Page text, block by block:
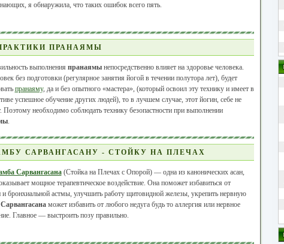
я обнаружила, что таких ошибок всего пять.
ПРАНАЯМЫ
выполнения пранаямынепосредственно влияет на здоровье человека.
без подготовки (регулярное занятия йогой в течении полутора лет), будет
пранаяму, да и без опытного «мастера», (который освоил эту технику и имеет в
успешное обучение других людей), то в лучшем случае, этот йогин, себе не
Поэтому необходимо соблюдать технику безопастности при выполнении
.
САРВАНГАСАНУ - СТОЙКУ НА ПЛЕЧАХ
Сарвангасана(Стойка на Плечах с Опорой) — одна из канонических асан,
мощное терапевтическое воздействие. Она поможет избавиться от
и бронхиальной астмы, улучшить работу щитовидной железы, укрепить нервную
Сарвангасанаможет избавить от любого недуга будь то аллергия или нервное
Главное — выстроить позу правильно.